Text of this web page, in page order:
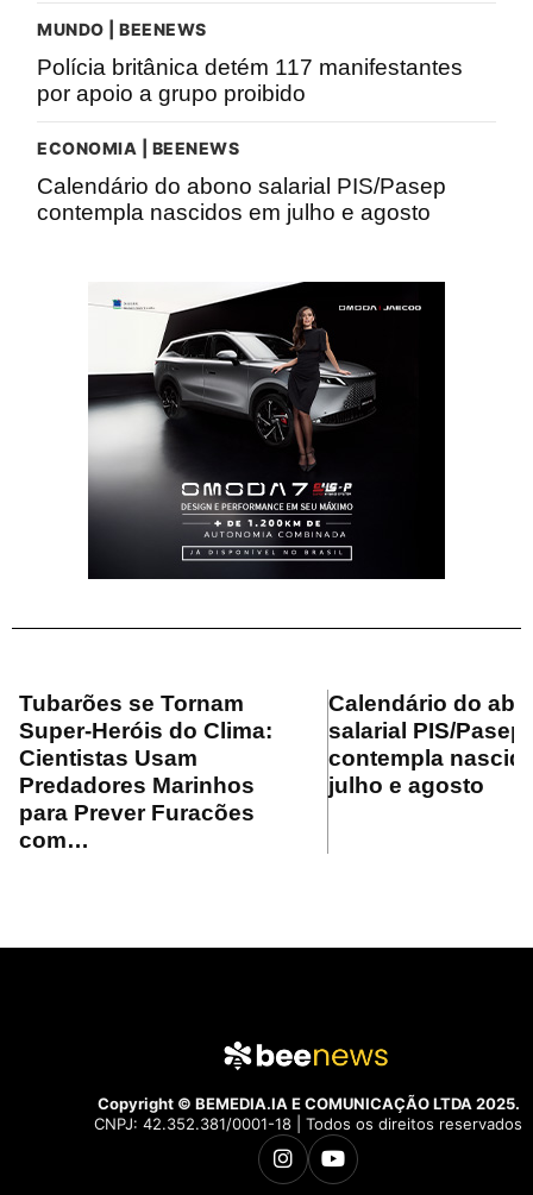
MUNDO | BEENEWS
Polícia britânica detém 117 manifestantes
por apoio a grupo proibido
ECONOMIA | BEENEWS
Calendário do abono salarial PIS/Pasep
contempla nascidos em julho e agosto
Tubarões se Tornam
Super-Heróis do Clima:
Cientistas Usam
Predadores Marinhos
para Prever Furacões
com…
Calendário do
salarial PIS/Pasep
contempla
julho e agosto
Copyright © BEMEDIA.IA E COMUNICAÇÃO LTDA 2025.
CNPJ: 42.352.381/0001-18 | Todos os direitos reservados